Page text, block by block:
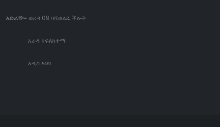
አድራሻ፡- ወረዳ 09 ባሻወልዴ ችሎት
አራዳ ክፍለከተማ
አዲስ አበባ